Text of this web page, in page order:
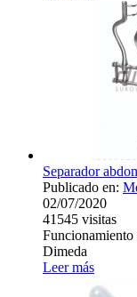
Separador
Publicado en:
02/07/2020
41545 visitas
Dimeda
Leer más